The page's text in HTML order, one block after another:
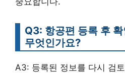
Q3: 항공편 등록 후
무엇인가요?
A3: 등록된 정보를 다시 검